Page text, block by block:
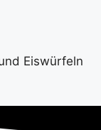
Eiswürfeln